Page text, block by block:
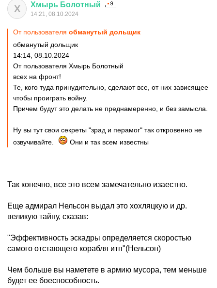
Х Хмырь Болотный
14:21, 08.10.2024
От пользователя обманутый дольщик
обманутый дольщик
14:14, 08.10.2024
От пользователя Хмырь Болотный
всех на фронт!
Те, кого туда принудительно, сделают все, от них зависящее
чтобы проиграть войну.
Причем будут это делать не преднамеренно, и без замысла.
Ну вы тут свои секреты "зрад и перамог" так откровенно не
озвучивайте.
Они и так всем известны
Так конечно, все это всем замечательно изаестно.
Еще адмирал Нельсон выдал это хохляцкую и др.
великую тайну, сказав:
"Эффективность эскадры определяется скоростью
самого отстающего корабля итп"(Нельсон)
Чем больше вы наметете в армию мусора, тем меньше
будет ее боеспособность.